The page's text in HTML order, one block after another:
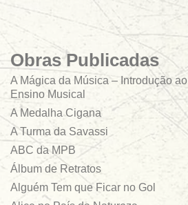
Obras Publicadas
A Mágica da Música – Introdução ao
Ensino Musical
A Medalha Cigana
A Turma da Savassi
ABC da MPB
Álbum de Retratos
Alguém Tem que Ficar no Gol